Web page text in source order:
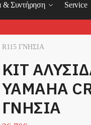
& Συντήρηση Service
ΓΝΗΣΙΑ
ΚΙΤ
YAMAHA
ΓΝΗΣΙΑ